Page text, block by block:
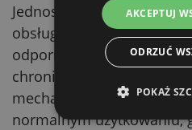
Jednostka jest
obsługę i pracę w
odpornego na uderzenia
chronić elektronikę przed
mechanicznymi. To
normalnym użytkowaniu,
AKCEPTUJ
ODRZUĆ
POKAŻ